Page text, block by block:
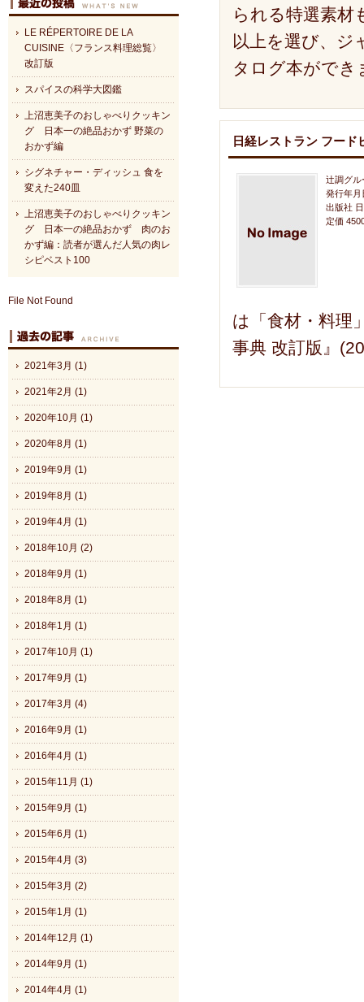
られる特選素材
以上を選び、ジ
タログ本ができ
日経レストラン フード
辻調グ
発行年月
出版社
定価
は「食材・料理
事典 改訂版』
LE RÉPERTOIRE DE LA
CUISINE〈フランス料理総覧〉
改訂版
スパイスの科学大図鑑
上沼恵美子のおしゃべりクッキン
グ 日本一の絶品おかず 野菜の
おかず編
シグネチャー・ディッシュ 食を
変えた240皿
上沼恵美子のおしゃべりクッキン
グ 日本一の絶品おかず 肉のお
かず編：読者が選んだ人気の肉レ
シピベスト100
File Not Found
2021年3月 (1)
2021年2月 (1)
2020年10月 (1)
2020年8月 (1)
2019年9月 (1)
2019年8月 (1)
2019年4月 (1)
2018年10月 (2)
2018年9月 (1)
2018年8月 (1)
2018年1月 (1)
2017年10月 (1)
2017年9月 (1)
2017年3月 (4)
2016年9月 (1)
2016年4月 (1)
2015年11月 (1)
2015年9月 (1)
2015年6月 (1)
2015年4月 (3)
2015年3月 (2)
2015年1月 (1)
2014年12月 (1)
2014年9月 (1)
2014年4月 (1)